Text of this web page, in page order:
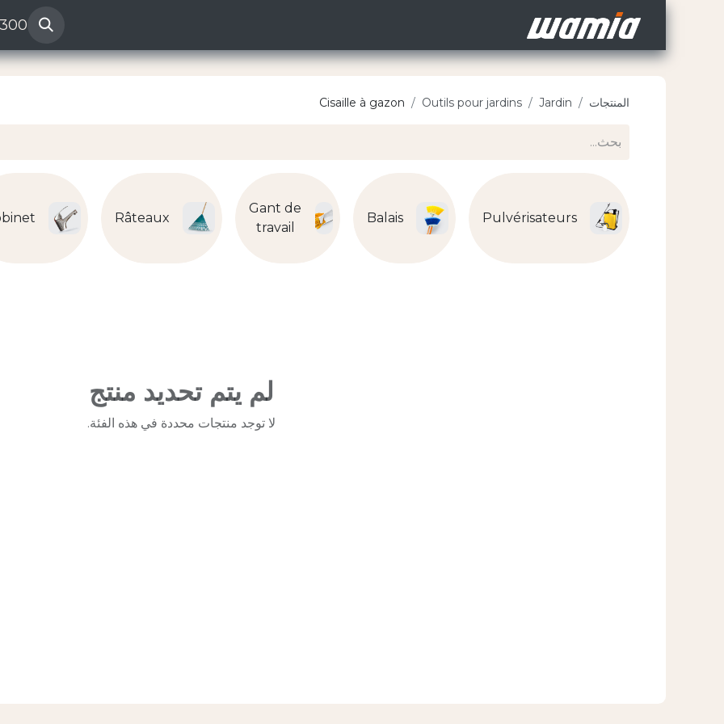
المنتجات Jardin
Outils pour jardins
Cisaille à gazon
Pulvérisateurs
Balais
Gant de
travail
Râteaux
لم يتم تحديد منتج
لا توجد منتجات محددة في هذه الفئة.